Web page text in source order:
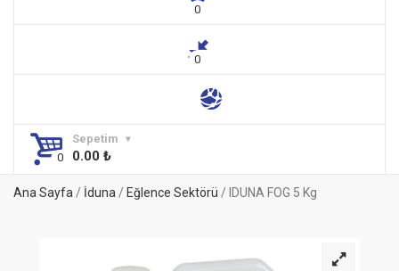
Sepetim
0.00 ₺
Ana Sayfa/ İduna/ Eğlence Sektörü / IDUNA FOG 5 Kg